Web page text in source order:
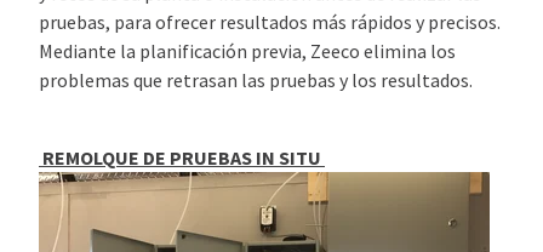
pruebas, para ofrecer resultados más rápidos y precisos.
Mediante la planificación previa, Zeeco elimina los
problemas que retrasan las pruebas y los resultados.
REMOLQUE DE PRUEBAS IN SITU